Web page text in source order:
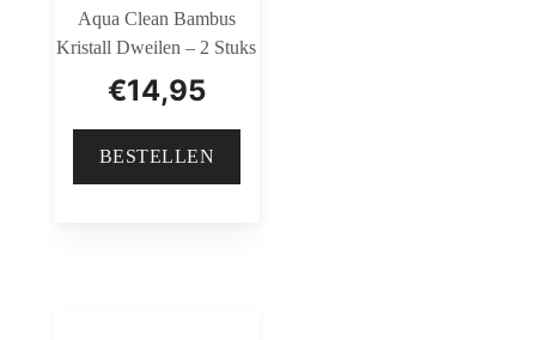
Aqua Clean Bambus
Kristall Dweilen – 2 Stuks
€14,95
BESTELLEN